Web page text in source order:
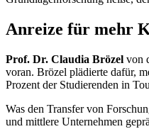
Anreize für mehr
Prof. Dr. Claudia Brözel von
voran. Brözel plädierte dafür,
Prozent der Studierenden in
Was den Transfer von
und mittlere Unternehmen